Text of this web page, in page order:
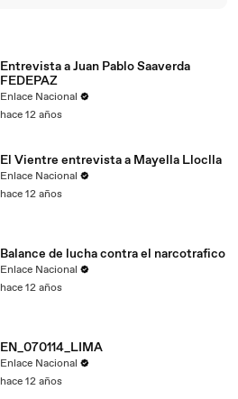
Entrevista a Juan Pablo Saaverda
FEDEPAZ
Enlace Nacional
hace 12 años
El Vientre entrevista a Mayella Lloclla
Enlace Nacional
hace 12 años
Balance de lucha contra el narcotrafico
Enlace Nacional
hace 12 años
EN_070114_LIMA
Enlace Nacional
hace 12 años